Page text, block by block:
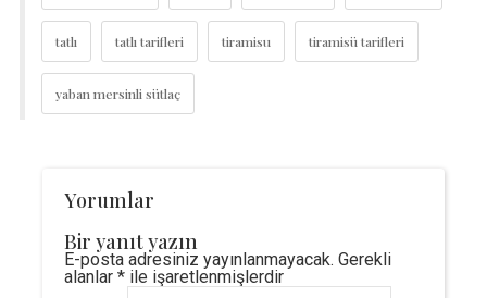
tatlı tatlı tarifleri tiramisu tiramisü tarifleri
yaban mersinli sütlaç
Yorumlar
Bir yanıt yazın
E-posta adresiniz yayınlanmayacak. Gerekli
alanlar *ile işaretlenmişlerdir